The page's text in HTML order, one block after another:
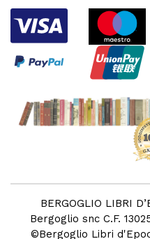
BERGOGLIO LIBRI
Bergoglio snc C.F.
©Bergoglio Libri